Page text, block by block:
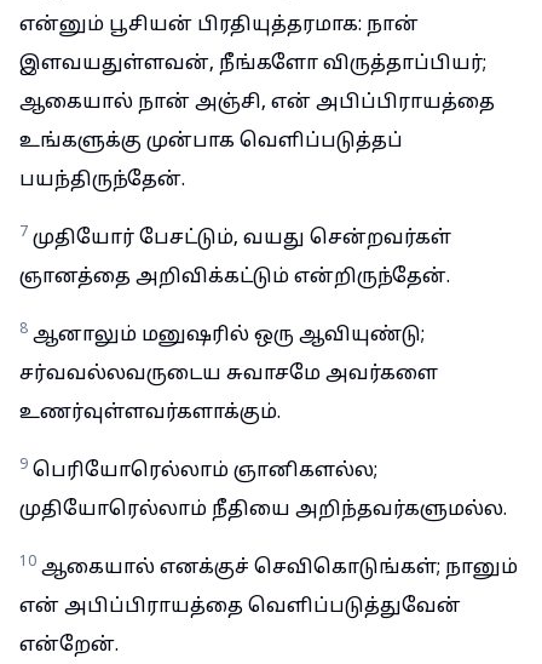
என்னும் பூசியன் பிரதியுத்தரமாக: நான்
இளவயதுள்ளவன், நீங்களோ விருத்தாப்பியர்;
ஆகையால் நான் அஞ்சி, என் அபிப்பிராயத்தை
உங்களுக்கு முன்பாக வெளிப்படுத்தப்
பயந்திருந்தேன்.
7 முதியோர் பேசட்டும், வயது சென்றவர்கள்
ஞானத்தை அறிவிக்கட்டும் என்றிருந்தேன்.
8 ஆனாலும் மனுஷரில் ஒரு ஆவியுண்டு;
சர்வவல்லவருடைய சுவாசமே அவர்களை
உணர்வுள்ளவர்களாக்கும்.
9 பெரியோரெல்லாம் ஞானிகளல்ல;
முதியோரெல்லாம் நீதியை அறிந்தவர்களுமல்ல.
10 ஆகையால் எனக்குச் செவிகொடுங்கள்; நானும்
என் அபிப்பிராயத்தை வெளிப்படுத்துவேன்
என்றேன்.